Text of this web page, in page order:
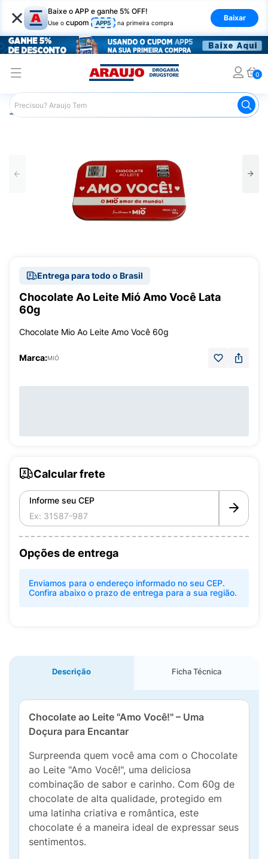
× Baixe o APP e ganhe 5% OFF!
Use o cupom APP5 na primeira compra
Baixar
0
Araujo Mercado Tablete de Chocolate
Entrega para todo o Brasil
Chocolate Ao Leite Mió Amo Você Lata
60g
Chocolate Mio Ao Leite Amo Você 60g
Marca:MIÓ
Calcular frete
Informe seu CEP
Opções de entrega
Enviamos para o endereço informado no seu CEP.
Confira abaixo o prazo de entrega para a sua região.
Descrição Ficha Técnica
Chocolate ao Leite "Amo Você!" – Uma
Doçura para Encantar
Surpreenda quem você ama com o Chocolate
ao Leite "Amo Você!", uma deliciosa
combinação de sabor e carinho. Com 60g de
chocolate de alta qualidade, protegido em
uma latinha criativa e romântica, este
chocolate é a maneira ideal de expressar seus
sentimentos.